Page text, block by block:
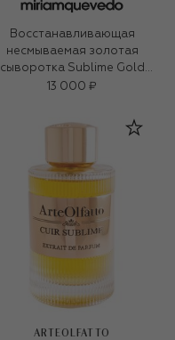
Восстанавливающая
несмываемая золотая
сыворотка Sublime Gold
(150ml)
13 000 ₽
ARTEOLFATTO